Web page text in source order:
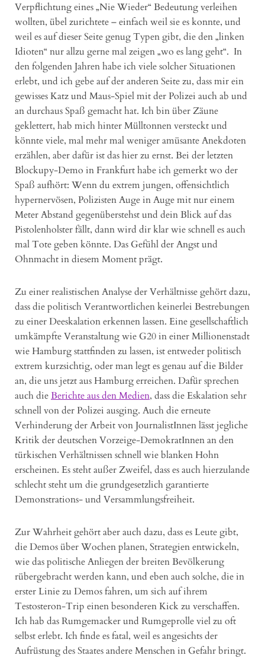
Verpflichtung eines „Nie Wieder“ Bedeutung verleihen
wollten, übel zurichtete – einfach weil sie es konnte, und
weil es auf dieser Seite genug Typen gibt, die den „linken
Idioten“ nur allzu gerne mal zeigen „wo es lang geht“. In
den folgenden Jahren habe ich viele solcher Situationen
erlebt, und ich gebe auf der anderen Seite zu, dass mir ein
gewisses Katz und Maus-Spiel mit der Polizei auch ab und
an durchaus Spaß gemacht hat. Ich bin über Zäune
geklettert, hab mich hinter Mülltonnen versteckt und
könnte viele, mal mehr mal weniger amüsante Anekdoten
erzählen, aber dafür ist das hier zu ernst. Bei der letzten
Blockupy-Demo in Frankfurt habe ich gemerkt wo der
Spaß aufhört: Wenn du extrem jungen, offensichtlich
hypernervösen, Polizisten Auge in Auge mit nur einem
Meter Abstand gegenüberstehst und dein Blick auf das
Pistolenholster fällt, dann wird dir klar wie schnell es auch
mal Tote geben könnte. Das Gefühl der Angst und
Ohnmacht in diesem Moment prägt.
Zu einer realistischen Analyse der Verhältnisse gehört dazu,
dass die politisch Verantwortlichen keinerlei Bestrebungen
zu einer Deeskalation erkennen lassen. Eine gesellschaftlich
umkämpfte Veranstaltung wie G20 in einer Millionenstadt
wie Hamburg stattfinden zu lassen, ist entweder politisch
extrem kurzsichtig, oder man legt es genau auf die Bilder
an, die uns jetzt aus Hamburg erreichen. Dafür sprechen
auch dieBerichte aus den Medien, dass die Eskalation sehr
schnell von der Polizei ausging. Auch die erneute
Verhinderung der Arbeit von JournalistInnen lässt jegliche
Kritik der deutschen Vorzeige-DemokratInnen an den
türkischen Verhältnissen schnell wie blanken Hohn
erscheinen. Es steht außer Zweifel, dass es auch hierzulande
schlecht steht um die grundgesetzlich garantierte
Demonstrations- und Versammlungsfreiheit.
Zur Wahrheit gehört aber auch dazu, dass es Leute gibt,
die Demos über Wochen planen, Strategien entwickeln,
wie das politische Anliegen der breiten Bevölkerung
rübergebracht werden kann, und eben auch solche, die in
erster Linie zu Demos fahren, um sich auf ihrem
Testosteron-Trip einen besonderen Kick zu verschaffen.
Ich hab das Rumgemacker und Rumgeprolle viel zu oft
selbst erlebt. Ich finde es fatal, weil es angesichts der
Aufrüstung des Staates andere Menschen in Gefahr bringt.